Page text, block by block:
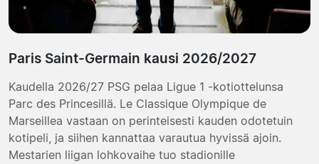
Paris Saint-Germain kausi 2026/2027
Kaudella 2026/27 PSG pelaa Ligue 1 -kotiottelunsa
Parc des Princesillä. Le Classique Olympique de
Marseillea vastaan on perinteisesti kauden odotetuin
kotipeli, ja siihen kannattaa varautua hyvissä ajoin.
Mestarien liigan lohkovaihe tuo stadionille